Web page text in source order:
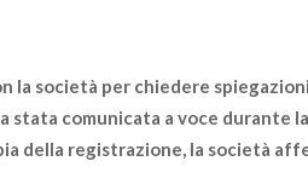
la società per chiedere
stata comunicata a voce durante
della registrazione , la società